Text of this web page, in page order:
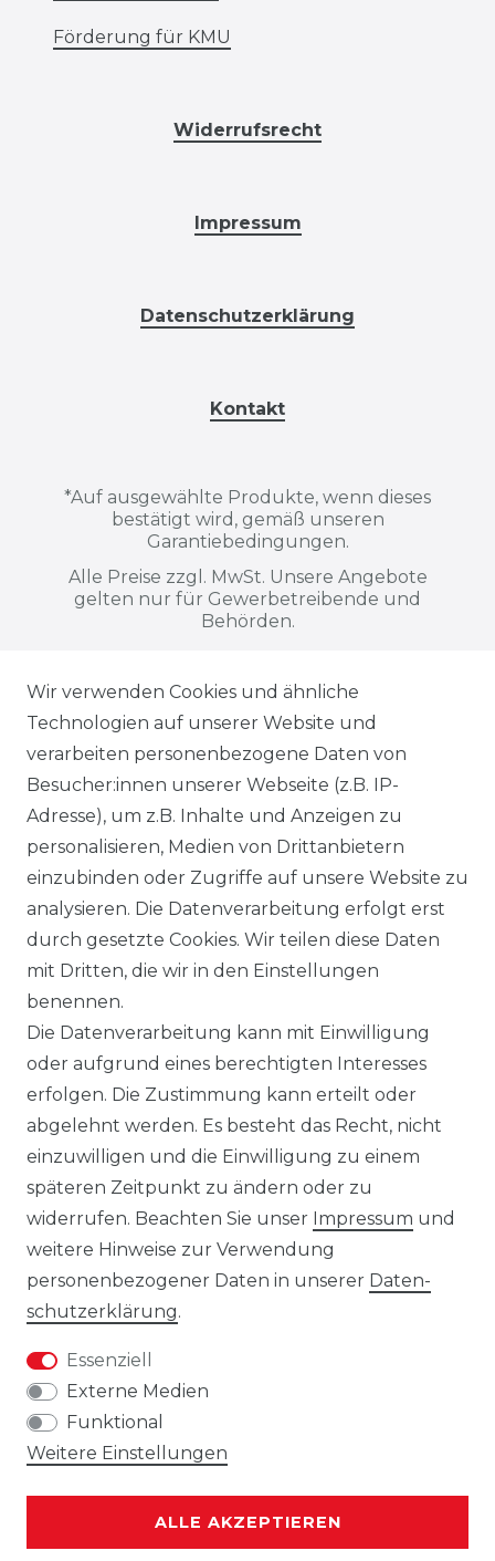
Förderung für KMU
Widerrufsrecht
Impressum
Datenschutzerklärung
Kontakt
*Auf ausgewählte Produkte, wenn dieses
bestätigt wird, gemäß unseren
Garantiebedingungen.
Alle Preise zzgl. MwSt. Unsere Angebote
gelten nur für Gewerbetreibende und
Behörden.
Alle auf dieser Webseite dargestellten
Produkte, Abbildungen, Spezifikationen
und Beschreibungen dienen ausschließlich
der allgemeinen Information. Es wird
ausdrücklich darauf hingewiesen, dass
Abweichungen zwischen den dargestellten
Informationen und den tatsächlich
gelieferten Modellen möglich sind. Die
gezeigten Inhalte stellen nicht
notwendigerweise die finalen
Produkteigenschaften dar. Der Anbieter
behält sich das Recht vor, jederzeit und
ohne vorherige Ankündigung Änderungen
an den dargestellten Produkten
vorzunehmen.
Gebrauchte Ware wurde von uns nicht
getestet. Diese wird so verkauft, wie
angeboten, jedoch unter Ausschluss
jeglicher Sachmängel. Eine Haftung für
Sachmängel ist ausgeschlossen, es sei denn,
verschwiegen oder eine
Beschaffenheitsgarantie übernommen. Die
Haftung für Schäden aus der Verletzung
des Lebens, des Körpers oder der
Produkthaftungsgesetz bleibt unberührt.
Wir verwenden Cookies und ähnliche
Technologien auf unserer Website und
verarbeiten personenbezogene Daten von
Besucher:innen unserer Webseite (z.B. IP-
Adresse), um z.B. Inhalte und Anzeigen zu
personalisieren, Medien von Drittanbietern
einzubinden oder Zugriffe auf unsere Website zu
analysieren. Die Datenverarbeitung erfolgt erst
durch gesetzte Cookies. Wir teilen diese Daten
mit Dritten, die wir in den Einstellungen
benennen.
Die Datenverarbeitung kann mit Einwilligung
oder aufgrund eines berechtigten Interesses
erfolgen. Die Zustimmung kann erteilt oder
abgelehnt werden. Es besteht das Recht, nicht
einzuwilligen und die Einwilligung zu einem
späteren Zeitpunkt zu ändern oder zu
widerrufen. Beachten Sie unser Impressum und
weitere Hinweise zur Verwendung
personenbezogener Daten in unserer Daten­
schutz­erklärung.
Essenziell
Externe Medien
Funktional
Weitere Einstellungen
ALLE AKZEPTIEREN